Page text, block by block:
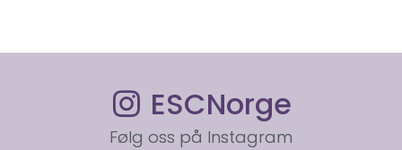
ESCNorge
Følg oss på Instagram